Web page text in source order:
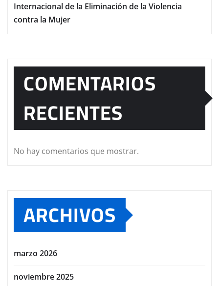
Internacional de la Eliminación de la Violencia
contra la Mujer
COMENTARIOS
RECIENTES
No hay comentarios que mostrar.
ARCHIVOS
marzo 2026
noviembre 2025